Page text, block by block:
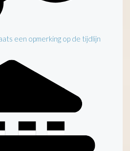
een opmerking op de tijdlijn